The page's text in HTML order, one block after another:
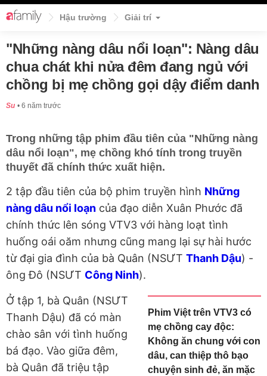
Hậu trường Giải trí
"Những nàng dâu nổi loạn": Nàng dâu
chua chát khi nửa đêm đang ngủ với
chồng bị mẹ chồng gọi dậy điểm danh
Su 6 năm trước
Trong những tập phim đầu tiên của "Những nàng
dâu nổi loạn", mẹ chồng khó tính trong truyền
thuyết đã chính thức xuất hiện.
2 tập đầu tiên của bộ phim truyền hình Những
nàng dâu nổi loạn của đạo diễn Xuân Phước đã
chính thức lên sóng VTV3 với hàng loạt tình
huống oái oăm nhưng cũng mang lại sự hài hước
từ đại gia đình của bà Quân (NSƯT Thanh Dậu) -
ông Đô (NSƯT Công Ninh).
Phim Việt trên VTV3 có
mẹ chồng cay độc:
Không ăn chung với con
dâu, can thiệp thô bạo
chuyện sinh đẻ, ăn mặc
Ở tập 1, bà Quân (NSƯT
Thanh Dậu) đã có màn
chào sân với tình huống
bá đạo. Vào giữa đêm,
bà Quân đã triệu tập